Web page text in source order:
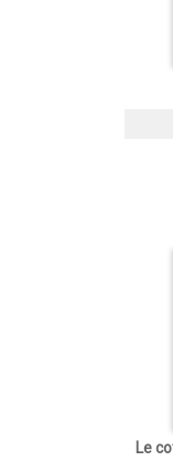
Le